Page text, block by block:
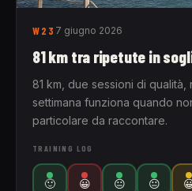
W23 7 giugno 2026
81 km tra ripetute in
81 km, due sessioni di qualità,
settimana funziona quando
particolare da raccontare.
TRAINING LOG
🙂 😀 😐 😐